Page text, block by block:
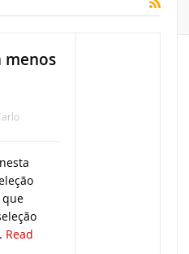
menos
Read